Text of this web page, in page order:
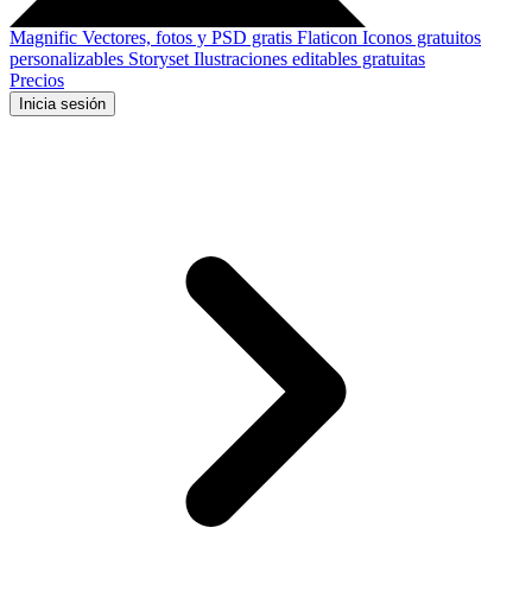
Magnific Vectores, fotos y PSD gratis Flaticon Iconos gratuitos
personalizables Storyset Ilustraciones editables gratuitas
Precios
Inicia sesión